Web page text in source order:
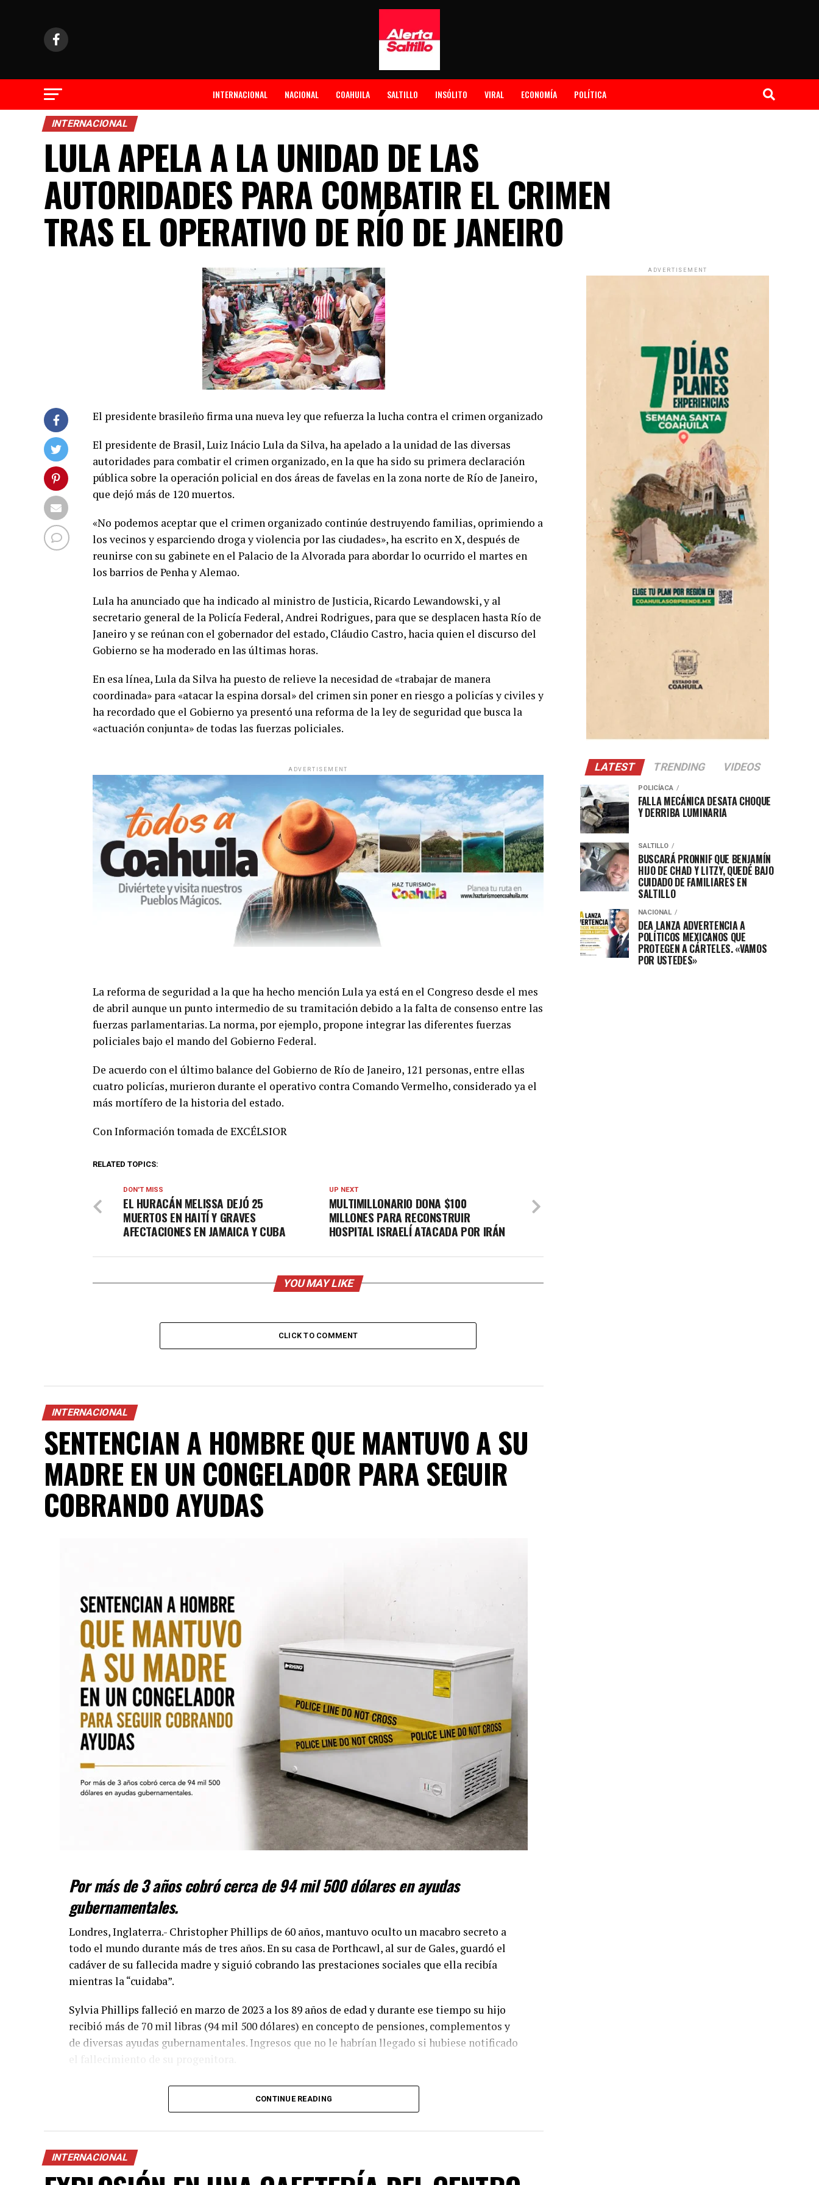
INTERNACIONAL NACIONAL COAHUILA SALTILLO INSÓLITO VIRAL ECONOMÍA POLÍTICA
INTERNACIONAL
LULA APELA A LA UNIDAD DE LAS
AUTORIDADES PARA COMBATIR EL CRIMEN
TRAS EL OPERATIVO DE RÍO DE JANEIRO
El presidente brasileño firma una nueva ley que refuerza la lucha contra el crimen organizado
El presidente de Brasil, Luiz Inácio Lula da Silva, ha apelado a la unidad de las diversas
autoridades para combatir el crimen organizado, en la que ha sido su primera declaración
pública sobre la operación policial en dos áreas de favelas en la zona norte de Río de Janeiro,
que dejó más de 120 muertos.
«No podemos aceptar que el crimen organizado continúe destruyendo familias, oprimiendo a
los vecinos y esparciendo droga y violencia por las ciudades», ha escrito en X, después de
reunirse con su gabinete en el Palacio de la Alvorada para abordar lo ocurrido el martes en
los barrios de Penha y Alemao.
Lula ha anunciado que ha indicado al ministro de Justicia, Ricardo Lewandowski, y al
secretario general de la Policía Federal, Andrei Rodrigues, para que se desplacen hasta Río de
Janeiro y se reúnan con el gobernador del estado, Cláudio Castro, hacia quien el discurso del
Gobierno se ha moderado en las últimas horas.
En esa línea, Lula da Silva ha puesto de relieve la necesidad de «trabajar de manera
coordinada» para «atacar la espina dorsal» del crimen sin poner en riesgo a policías y civiles y
ha recordado que el Gobierno ya presentó una reforma de la ley de seguridad que busca la
«actuación conjunta» de todas las fuerzas policiales.
ADVERTISEMENT
La reforma de seguridad a la que ha hecho mención Lula ya está en el Congreso desde el mes
de abril aunque un punto intermedio de su tramitación debido a la falta de consenso entre las
fuerzas parlamentarias. La norma, por ejemplo, propone integrar las diferentes fuerzas
policiales bajo el mando del Gobierno Federal.
De acuerdo con el último balance del Gobierno de Río de Janeiro, 121 personas, entre ellas
cuatro policías, murieron durante el operativo contra Comando Vermelho, considerado ya el
más mortífero de la historia del estado.
Con Información tomada de EXCÉLSIOR
RELATED TOPICS:
UP NEXT
MULTIMILLONARIO DONA $100
MILLONES PARA RECONSTRUIR
HOSPITAL ISRAELÍ ATACADA POR IRÁN
DON'T MISS
EL HURACÁN MELISSA DEJÓ 25
MUERTOS EN HAITÍ Y GRAVES
AFECTACIONES EN JAMAICA Y CUBA
YOU MAY LIKE
CLICK TO COMMENT
INTERNACIONAL
SENTENCIAN A HOMBRE QUE MANTUVO A SU
MADRE EN UN CONGELADOR PARA SEGUIR
COBRANDO AYUDAS
Por más de 3 años cobró cerca de 94 mil 500 dólares en ayudas
gubernamentales.
Londres, Inglaterra.- Christopher Phillips de 60 años, mantuvo oculto un macabro secreto a
todo el mundo durante más de tres años. En su casa de Porthcawl, al sur de Gales, guardó el
cadáver de su fallecida madre y siguió cobrando las prestaciones sociales que ella recibía
mientras la “cuidaba”.
Sylvia Phillips falleció en marzo de 2023 a los 89 años de edad y durante ese tiempo su hijo
recibió más de 70 mil libras (94 mil 500 dólares) en concepto de pensiones, complementos y
de diversas ayudas gubernamentales. Ingresos que no le habrían llegado si hubiese notificado
La Policía de Gales del Sur descubrió que Phillips llevaba años mintiendo sobre la situación
de su madre tras ir en varias ocasiones a comprobar su estado de salud a petición del médico
El caso se conoció en febrero de 2026, cuando la Policía realizó un control de bienestar tras la
alerta de médicos que no habían tenido
Phillips aseguró que su madre estaba de visita en Londres, pero los agentes registraron la
CONTINUE READING
INTERNACIONAL
ADVERTISEMENT
LATEST TRENDING VIDEOS
POLICÍACA
FALLA MECÁNICA DESATA CHOQUE
Y DERRIBA LUMINARIA
SALTILLO
BUSCARÁ PRONNIF QUE BENJAMÍN
HIJO DE CHAD Y LITZY, QUEDÉ BAJO
CUIDADO DE FAMILIARES EN
SALTILLO
NACIONAL
DEA LANZA ADVERTENCIA A
POLÍTICOS MEXICANOS QUE
PROTEGEN A CÁRTELES. «VAMOS
POR USTEDES»